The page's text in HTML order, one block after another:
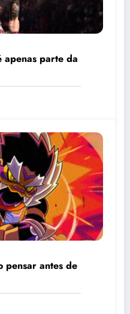
apenas parte da
pensar antes de